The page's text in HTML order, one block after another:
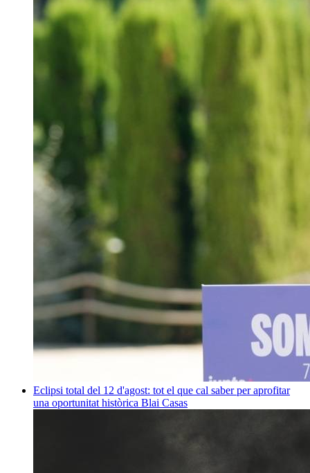
Eclipsi total del 12 d'agost: tot el que cal saber per aprofitar
una oportunitat històrica Blai Casas